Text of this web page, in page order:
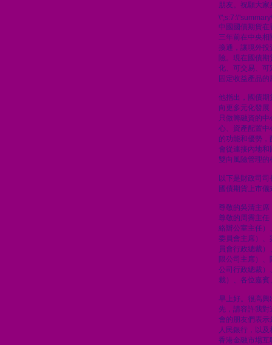
朋友。祝願大
中國國債期貨在
三年前在中央
換通，讓境外投
險。現在國債
化、可交易、可
固定收益產品
他指出，國債期
向更多元化發
只做籌融資的
心、資產配置中
的功能和優勢
會從連接內地和
雙向風險管理的
以下是財政司
國債期貨上市
尊敬的吳清主席
尊敬的周霽主任
絡辦公室主任）
委員會主席）、
員會行政總裁
限公司主席）
公司行政總裁）
裁）、各位嘉賓
早上好。很高興
先，請容許我
會的朋友們表示
人民銀行，以
香港金融市場互